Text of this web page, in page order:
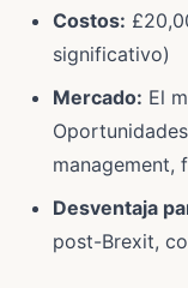
Costos:
significativo)
Mercado: El
management,
Desventaja
post-Brexit,